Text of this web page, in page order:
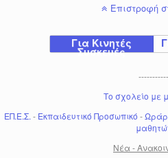
Επιστροφή
Για Κινητές
Συσκευές
-----------
Το σχολείο με
ΕΠ.Ε.Σ. - Εκπαιδευτικό Προσωπικό -
Νέα -